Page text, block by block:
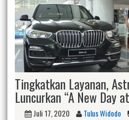
Tingkatkan Layanan,
Luncurkan “A New Day
Juli 17, 2020 Tulus Widodo